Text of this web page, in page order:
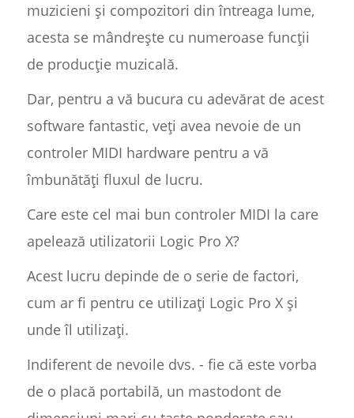
muzicieni și compozitori din întreaga lume,
acesta se mândrește cu numeroase funcții
de producție muzicală.
Dar, pentru a vă bucura cu adevărat de acest
software fantastic, veți avea nevoie de un
controler MIDI hardware pentru a vă
îmbunătăți fluxul de lucru.
Care este cel mai bun controler MIDI la care
apelează utilizatorii Logic Pro X?
Acest lucru depinde de o serie de factori,
cum ar fi pentru ce utilizați Logic Pro X și
unde îl utilizați.
Indiferent de nevoile dvs. - fie că este vorba
de o placă portabilă, un mastodont de